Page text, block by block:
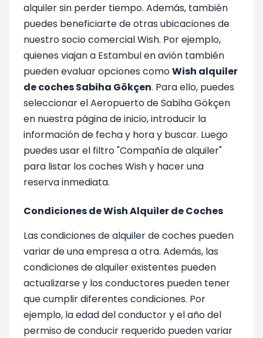
alquiler sin perder tiempo. Además, también
puedes beneficiarte de otras ubicaciones de
nuestro socio comercial Wish. Por ejemplo,
quienes viajan a Estambul en avión también
pueden evaluar opciones comoWish alquiler
de coches Sabiha Gökçen. Para ello, puedes
seleccionar el Aeropuerto de Sabiha Gökçen
en nuestra página de inicio, introducir la
información de fecha y hora y buscar. Luego
puedes usar el filtro "Compañía de alquiler"
para listar los coches Wish y hacer una
reserva inmediata.
Condiciones de Wish Alquiler de Coches
Las condiciones de alquiler de coches pueden
variar de una empresa a otra. Además, las
condiciones de alquiler existentes pueden
actualizarse y los conductores pueden tener
que cumplir diferentes condiciones. Por
ejemplo, la edad del conductor y el año del
permiso de conducir requerido pueden variar